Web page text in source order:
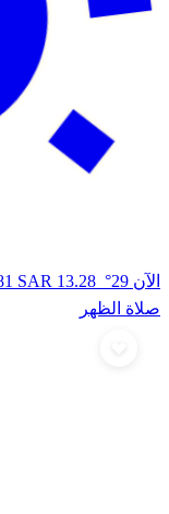
الآن 29° SAR 13.28
صلاة الظهر